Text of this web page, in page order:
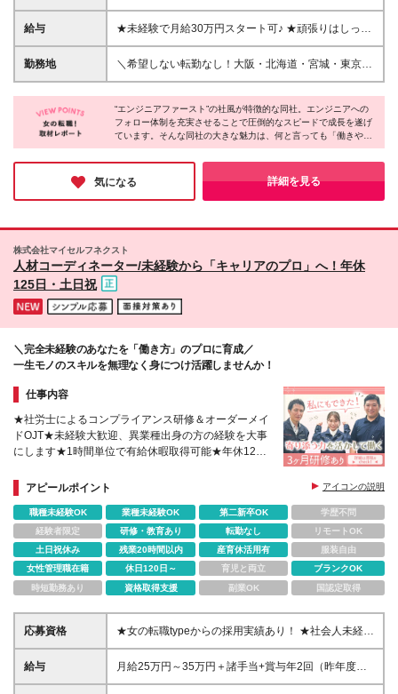
／ IT業界でのお仕事や人材コーディネーター職に興味
がある方は、ぜひご応募ください♪ ※未経験歓迎 ※学
ニケーションをとるお仕事に興味がある ◎未経験か
らITに関わる仕事がしてみたい ◎営業職にチャレンジ
も給与を上げたい ◎安定環境のもとでリスタートし
たい ◎自分は負けず嫌いなほうだと思う ◎自分の強
みを見つけたい ◎どこでも活かせる社会人力を上げ
たい ◎人に寄り添う、サポートすることが好き な
給与
★未経験で月給30万円スタート可♪ ★頑張りはしっか
り還元！ 【東京・横浜支社】 月給30万円以上＋各種
手当＋賞与 ※一律手当含む 【大阪・その他支社】
30万円：7万1,500円～)が含まれます ※固定残業代は
残業の有無にかかわらず全額支給し、40時間を超える
分は追加で支給します(残業平均：月10時間程度) ※試
勤務地
＼希望しない転勤なし！大阪・北海道・宮城・東京・
神奈川・愛知・兵庫・広島・福岡で募集中／ ■東京支
社：東京都新宿区西新宿6-12-1 ■横浜支社：神奈川県
横浜市西区みなとみらい4-4-2 ■大阪本社：大阪府大
阪市北区梅田 3-3-10 ■札幌支社：北海道札幌市中央区
北一条西3-3 ■仙台支社：宮城県仙台市青葉区花京院
2-1-61 ■名古屋支社：愛知県名古屋市中区錦 3-11-29
■神戸支社：兵庫県神戸市中央区御幸通8-1-6 ■広島支
社：広島県広島市中区幟町13-15 ■福岡支社：福岡県
“エンジニアファースト”の社風が特徴的な同社。エンジニアへの
フォロー体制を充実させることで圧倒的なスピードで成長を遂げ
ています。そんな同社の大きな魅力は、何と言っても「働きやす
さ」！未経験から東京・横浜では月給30万円でスタートでき、
【残業月平均10時間】【年間休日125日】と大充実◎「人の役に
立ちたい」という思いを活かしながら、自分自身の生活も豊かに
できる企業です♪
気になる 詳細を見る
株式会社マイセルフネクスト
人材コーディネーター/未経験から「キャリアのプロ」へ！年休
125日・土日祝
＼完全未経験のあなたを「働き方」のプロに育成／
一生モノのスキルを無理なく身につけ活躍しませんか！
仕事内容
★社労士によるコンプライアンス研修＆オーダーメイ
ドOJT★未経験大歓迎、異業種出身の方の経験を大事
にします★1時間単位で有給休暇取得可能★年休125
理職登用有
アピールポイント アイコンの説明
職種未経験OK 業種未経験OK 第二新卒OK
学歴不問
経験者限定
研修・教育あり 転勤なし
リモートOK
土日祝休み
残業20時間以内 産育休活用有
服装自由
女性管理職在籍
休日120日～ 育児と両立
ブランクOK
時短勤務あり
資格取得支援 副業OK 国認定取得
応募資格
★女の転職typeからの採用実績あり！ ★社会人未経験
歓迎/第二新卒歓迎/ブランクOK！ ★異業種出身の方の
経験も必ず活かせる場面があります◎ ■普通自動車免
給与
月給25万円～35万円＋諸手当+賞与年2回（昨年度実
績2～2.5ヶ月分） ★人材業界出身や経験者は月給30